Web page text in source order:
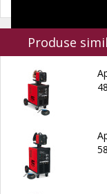
Produse